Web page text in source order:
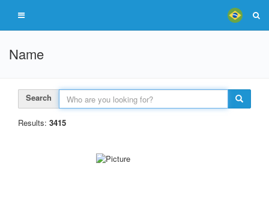
Name
Search
Results: 3415